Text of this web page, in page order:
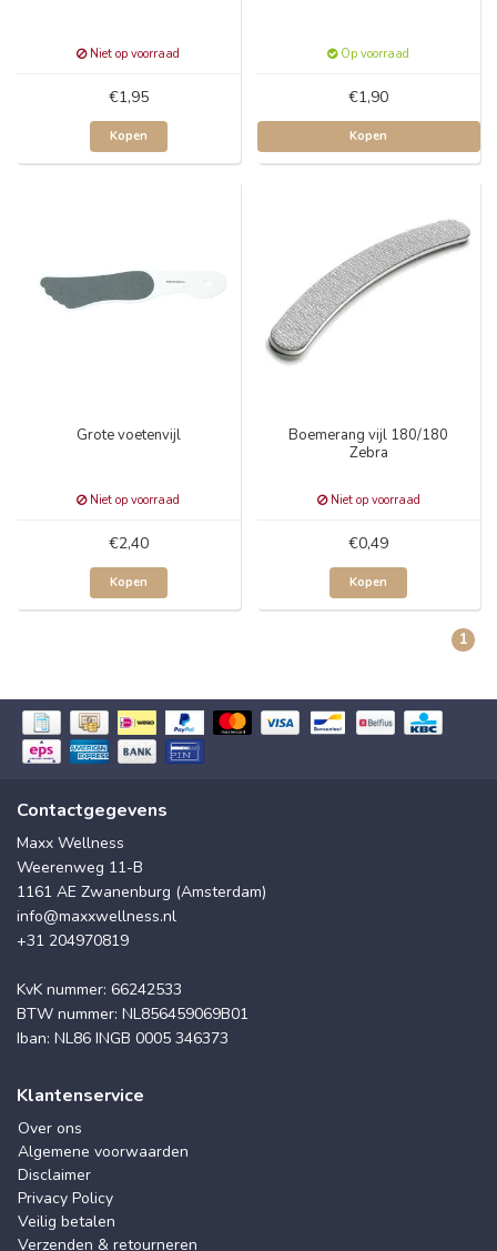
Niet op voorraad
€1,95
Kopen
Op voorraad
€1,90
Kopen
Grote voetenvijl
Niet op voorraad
€2,40
Kopen
Boemerang vijl 180/180
Zebra
Niet op voorraad
€0,49
Kopen
1
Contactgegevens
Maxx Wellness
Weerenweg 11-B
1161 AE Zwanenburg (Amsterdam)
info@maxxwellness.nl
+31 204970819
KvK nummer: 66242533
BTW nummer: NL856459069B01
Iban: NL86 INGB 0005 346373
Klantenservice
Over ons
Algemene voorwaarden
Disclaimer
Privacy Policy
Veilig betalen
Verzenden & retourneren